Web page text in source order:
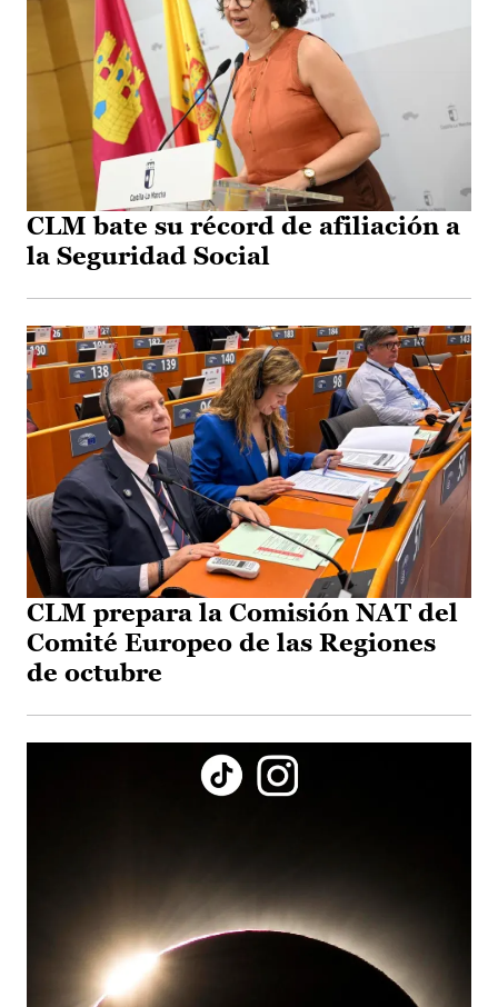
CLM bate su récord de afiliación a
la Seguridad Social
CLM prepara la Comisión NAT del
Comité Europeo de las Regiones
de octubre